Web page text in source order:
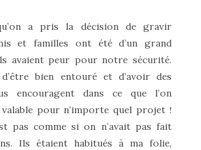
a pris la décision de gravir
et familles ont été d’un grand
avaient peur pour notre sécurité.
bien entouré et d’avoir des
encouragent dans ce que l’on
valable pour n’importe quel projet !
pas comme si on n’avait pas fait
Ils étaient habitués à ma folie,